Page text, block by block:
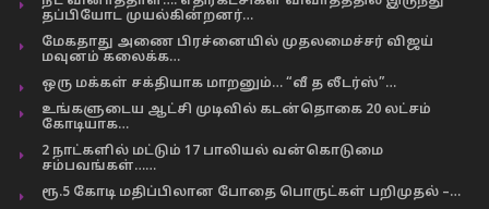
தப்பியோட முயல்கின்றனர்…
மேகதாது அணை பிரச்னையில் முதலமைச்சர் விஜய்
மவுனம் கலைக்க…
ஒரு மக்கள் சக்தியாக மாறனும்… “வீ த லீடர்ஸ்”…
உங்களுடைய ஆட்சி முடிவில் கடன்தொகை 20 லட்சம்
கோடியாக…
2 நாட்களில் மட்டும் 17 பாலியல் வன்கொடுமை
சம்பவங்கள்……
ரூ.5 கோடி மதிப்பிலான போதை பொருட்கள் பறிமுதல் –…